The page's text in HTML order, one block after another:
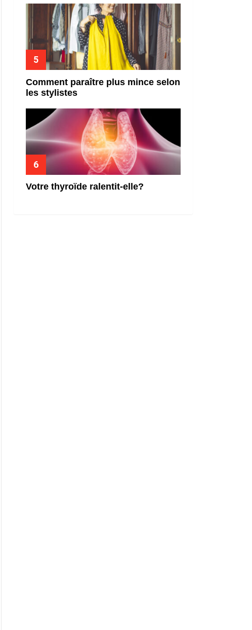
Comment paraître plus mince selon
les stylistes
Votre thyroïde ralentit-elle?